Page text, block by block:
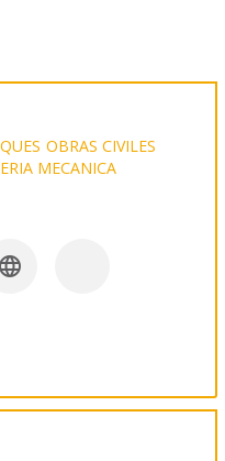
OBRAS CIVILES
MECANICA
